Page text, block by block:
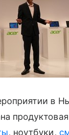
в
, ноутбуки,